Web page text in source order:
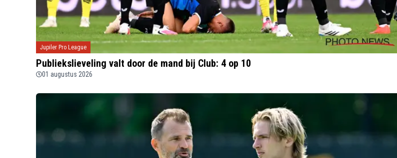
Jupiler Pro League
Publiekslieveling valt door de mand bij Club: 4 op 10
01 augustus 2026